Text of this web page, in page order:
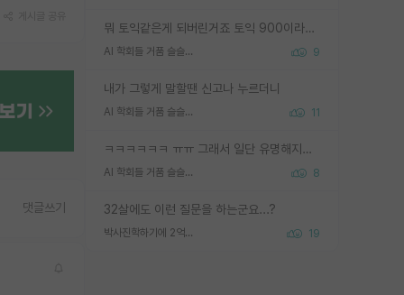
뭐 토익같은게 되버린거죠 토익 900이라고 영어잘하는건 아닙니다만 잘하는사람은 다 900을 넘는 그런
AI 학회들 거품 슬슬 지적이 나오네요 9
내가 그렇게 말할땐 신고나 누르더니
AI 학회들 거품 슬슬 지적이 나오네요 11
ㅋㅋㅋㅋㅋㅋ ㅠㅠ 그래서 일단 유명해지는게 중요한거같습니다
AI 학회들 거품 슬슬 지적이 나오네요 8
32살에도 이런 질문을 하는군요...?
박사진학하기에 2억은 괜찮은 (?) 정도의 경제력인가요 19
댓글쓰기